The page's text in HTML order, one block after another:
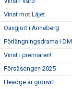
Vinst mot Läjet
Oavgjort i Anneberg
Förlängningsdrama i DM
Vinst i premiären!
Försäsongen 2025
Headge är grönvit!